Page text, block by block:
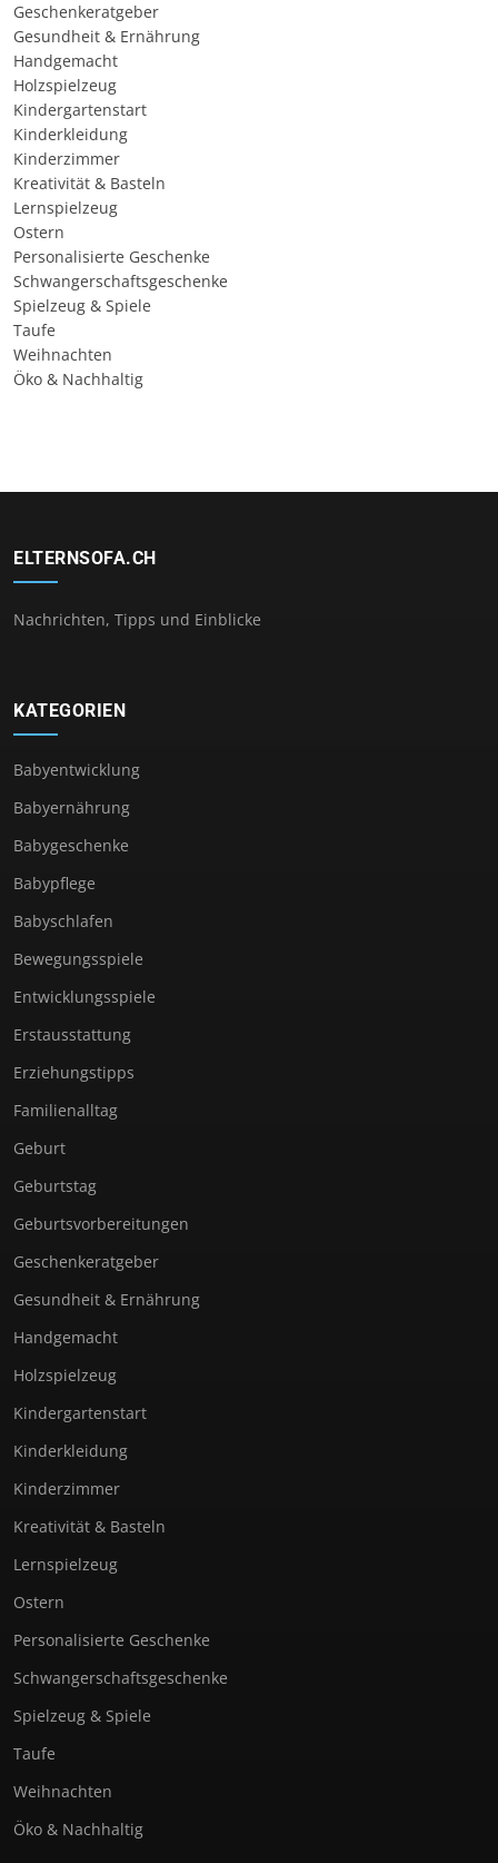
Geschenkeratgeber
Gesundheit & Ernährung
Handgemacht
Holzspielzeug
Kindergartenstart
Kinderkleidung
Kinderzimmer
Kreativität & Basteln
Lernspielzeug
Ostern
Personalisierte Geschenke
Schwangerschaftsgeschenke
Spielzeug & Spiele
Taufe
Weihnachten
Öko & Nachhaltig
ELTERNSOFA.CH
Nachrichten, Tipps und Einblicke
KATEGORIEN
Babyentwicklung
Babyernährung
Babygeschenke
Babypflege
Babyschlafen
Bewegungsspiele
Entwicklungsspiele
Erstausstattung
Erziehungstipps
Familienalltag
Geburt
Geburtstag
Geburtsvorbereitungen
Geschenkeratgeber
Gesundheit & Ernährung
Handgemacht
Holzspielzeug
Kindergartenstart
Kinderkleidung
Kinderzimmer
Kreativität & Basteln
Lernspielzeug
Ostern
Personalisierte Geschenke
Schwangerschaftsgeschenke
Spielzeug & Spiele
Taufe
Weihnachten
Öko & Nachhaltig